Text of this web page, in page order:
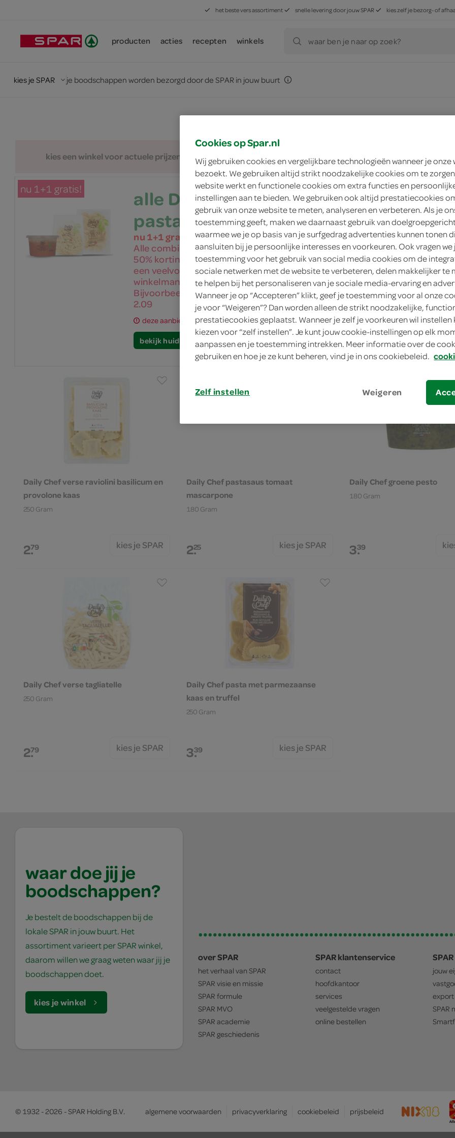
het beste vers assortiment snelle levering door jouw SPAR kies zelf je bezorg- of
producten acties recepten winkels waar ben je naar op zoek?
kies je SPAR je boodschappen worden bezorgd door de SPAR in jouw buurt
kies een winkel voor actuele prijzen en assortiment zoek winkel
nu 1+1 gratis!
alle Daily Chef verse
pasta of sauzen
nu 1+1 gratis!
Alle combinaties zijn mogelijk, je ontvangt
50% korting op de totaalprijs. Voeg 2 stuks of
een veelvoud van 2 stuks toe aan je
winkelmand om te profiteren van deze actie.
Bijvoorbeeld tagliatelle 2 stuks van 4.18 voor
2.09
deze aanbieding is verlopen
bekijk huidige aanbiedingen
Daily Chef ravioli met kaas
250 Gram
2.79
Daily Chef verse raviolini basilicum en
provolone kaas
250 Gram
2.79 kies je SPAR
Daily Chef pastasaus tomaat
mascarpone
180 Gram
2.25 kies je SPAR
Daily Chef groene pesto
180 Gram
3.39
Daily Chef verse tagliatelle
250 Gram
2.79 kies je SPAR
Daily Chef pasta met parmezaanse
kaas en truffel
250 Gram
3.39 kies je SPAR
waar doe jij je
boodschappen?
Je bestelt de boodschappen bij de
lokale SPAR in jouw buurt. Het
assortiment varieert per SPAR winkel,
daarom willen we graag weten waar jij je
boodschappen doet.
kies je winkel
over SPAR
het verhaal van SPAR
SPAR visie en missie
SPAR formule
SPAR MVO
SPAR academie
SPAR geschiedenis
SPAR klantenservice
contact
hoofdkantoor
services
veelgestelde vragen
online bestellen
jouw
export
SPAR
© 1932 - 2026 - SPAR Holding B.V. algemene voorwaarden privacyverklaring cookiebeleid prijsbeleid
Cookies op Spar.nl
Wij gebruiken cookies en vergelijkbare technologieën wanneer je onze
bezoekt. We gebruiken altijd strikt noodzakelijke cookies om te
website werkt en functionele cookies om extra functies en
instellingen aan te bieden. We gebruiken ook altijd prestatiecookies
gebruik van onze website te meten, analyseren en verbeteren. Als je
toestemming geeft, maken we daarnaast gebruik van
waarmee we je op basis van je surfgedrag advertenties kunnen tonen
aansluiten bij je persoonlijke interesses en voorkeuren. Ook vragen we
toestemming voor het gebruik van social media cookies om de
sociale netwerken met de website te verbeteren, delen makkelijker te
te helpen bij het personaliseren van je sociale media-ervaring en
Wanneer je op “Accepteren” klikt, geef je toestemming voor al onze
je voor “Weigeren”? Dan worden alleen de strikt noodzakelijke,
prestatiecookies geplaatst. Wanneer je zelf je voorkeuren wil instellen
kiezen voor “zelf instellen”. Je kunt jouw cookie-instellingen op elk
aanpassen en je toestemming intrekken. Meer informatie over de
gebruiken en hoe je ze kunt beheren, vind je in ons cookiebeleid.
Zelf instellen Weigeren